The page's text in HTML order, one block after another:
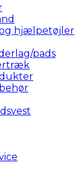
hjælpetøjler
pads